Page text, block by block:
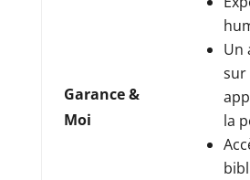
Garance &
Moi
Un
sur
la